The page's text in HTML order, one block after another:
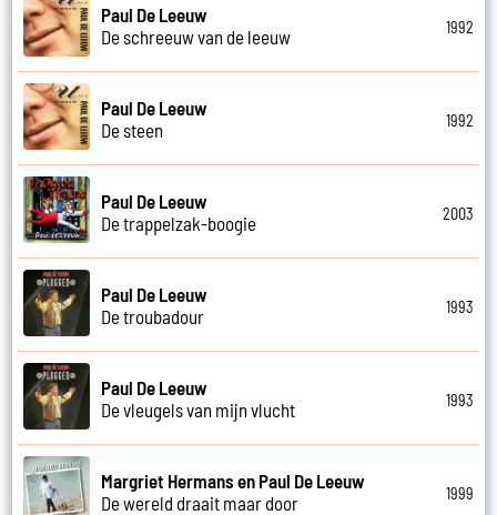
Paul De Leeuw
De schreeuw van de leeuw
1992
Paul De Leeuw
De steen
1992
Paul De Leeuw
De trappelzak-boogie
2003
Paul De Leeuw
De troubadour
1993
Paul De Leeuw
De vleugels van mijn vlucht
1993
Margriet Hermans en Paul De Leeuw
De wereld draait maar door
1999